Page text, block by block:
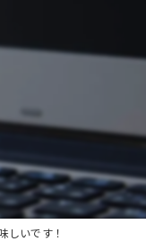
しいです！